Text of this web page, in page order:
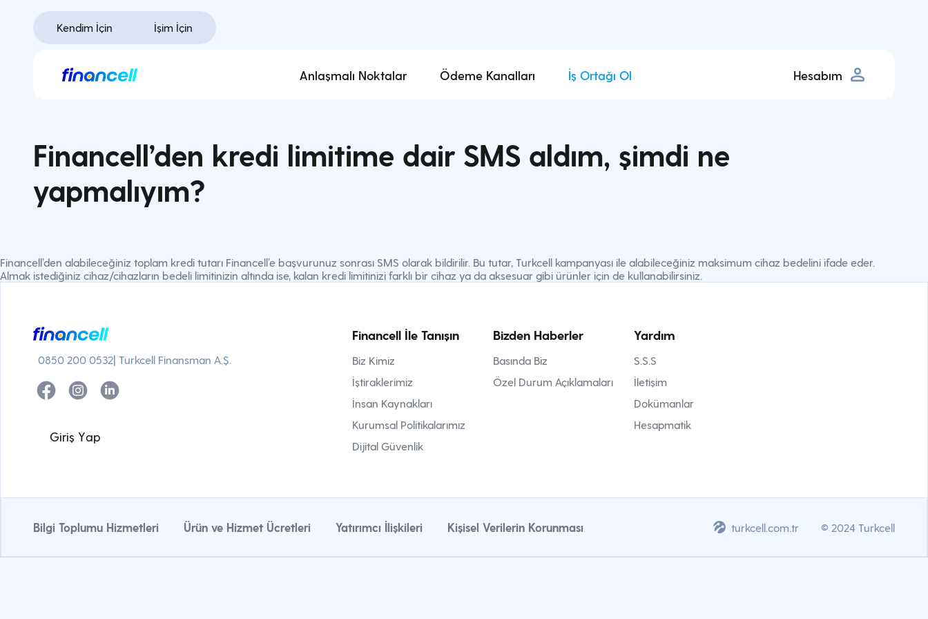
Kendim İçin İşim İçin
Anlaşmalı Noktalar Ödeme Kanalları İş Ortağı Ol Hesabım
Financell’den kredi limitime dair SMS aldım, şimdi ne
yapmalıyım?
Financell’den alabileceğiniz toplam kredi tutarı Financell’e başvurunuz sonrası SMS olarak bildirilir. Bu tutar, Turkcell kampanyası ile alabileceğiniz maksimum cihaz bedelini ifade eder.
Almak istediğiniz cihaz/cihazların bedeli limitinizin altında ise, kalan kredi limitinizi farklı bir cihaz ya da aksesuar gibi ürünler için de kullanabilirsiniz.
0850 200 0532| Turkcell Finansman A.Ş.
Giriş Yap
Financell İle Tanışın
Biz Kimiz
İştiraklerimiz
İnsan Kaynakları
Kurumsal Politikalarımız
Dijital Güvenlik
Bizden Haberler
Basında Biz
Özel Durum Açıklamaları
Yardım
S.S.S
İletişim
Dokümanlar
Hesapmatik
Bilgi Toplumu Hizmetleri Ürün ve Hizmet Ücretleri Yatırımcı İlişkileri Kişisel Verilerin Korunması turkcell.com.tr © 2024 Turkcell